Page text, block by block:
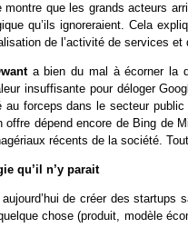
montre que les grands acteurs
qu’ils ignoreraient. Cela
de l’activité de services
a bien du mal à écorner la
insuffisante pour déloger
au forceps dans le secteur
offre dépend encore de Bing de
récents de la société.
qu’il n’y parait
de créer des startups
chose (produit, modèle